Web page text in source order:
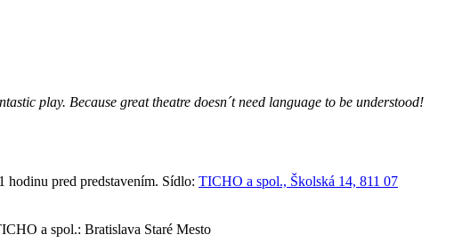
play. Because great theatre doesn´t need language to be understood!
hodinu pred predstavením. Sídlo: TICHO a spol., Školská 14, 811 07
a spol.: Bratislava Staré Mesto